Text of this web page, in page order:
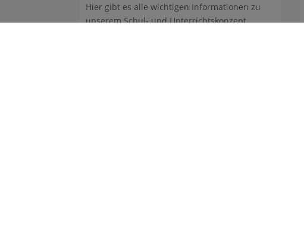
Hier gibt es alle wichtigen Informationen zu
unserem Schul- und Unterrichtskonzept